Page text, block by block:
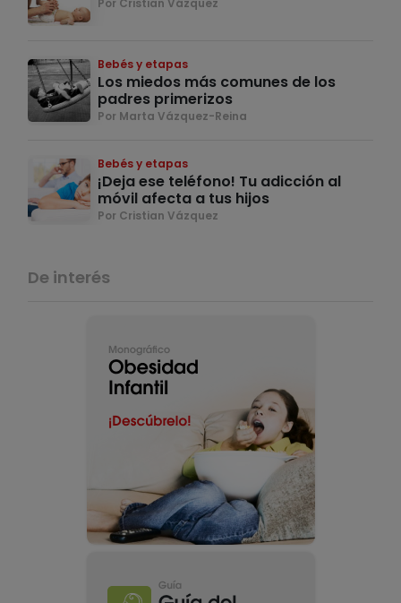
Bebés y etapas
Los miedos más comunes de los
padres primerizos
Por Marta Vázquez-Reina
Bebés y etapas
¡Deja ese teléfono! Tu adicción al
móvil afecta a tus hijos
Por Cristian Vázquez
De interés